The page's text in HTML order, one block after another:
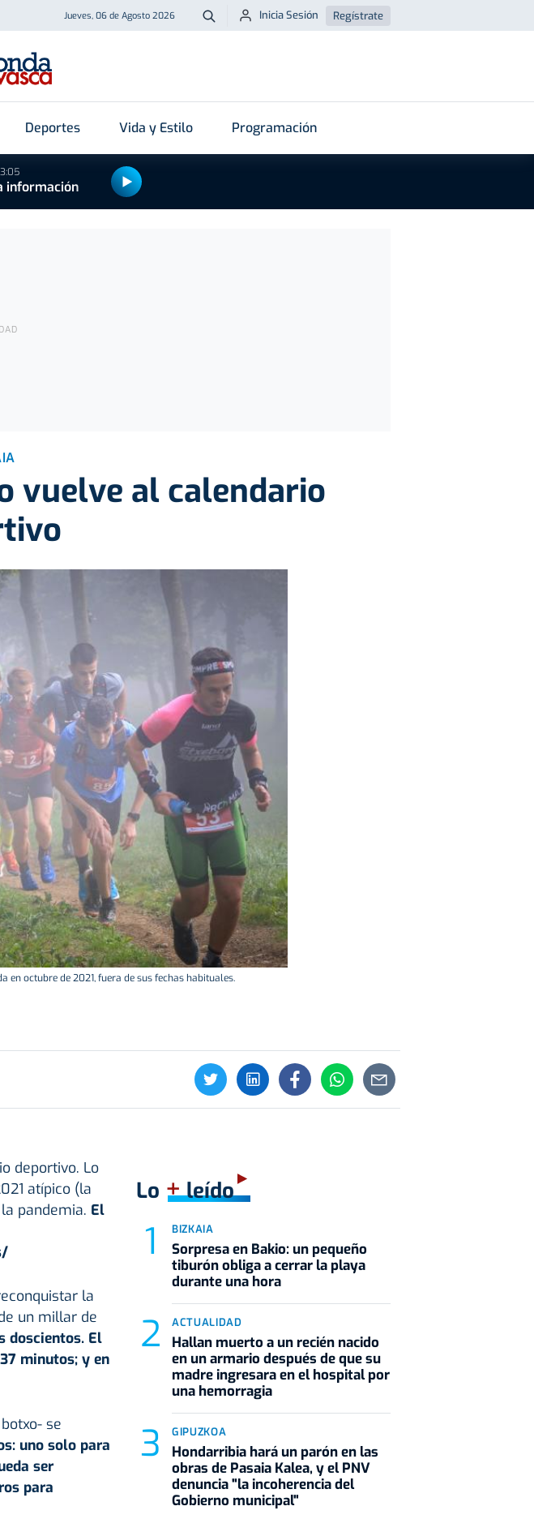
Jueves, 06 de Agosto 2026 Buscar
Inicia Sesión Regístrate
Deportes Vida y Estilo Programación
información
vuelve al calendario
octubre de 2021, fuera de sus fechas habituales.
deportivo. Lo
atípico (la
pandemia. El
la
un millar de
doscientos. El
minutos; y en
se
uno solo para
ser
para
Lo +leído
BIZKAIA
Sorpresa en Bakio: un pequeño
tiburón obliga a cerrar la playa
durante una hora
ACTUALIDAD
Hallan muerto a un recién nacido
en un armario después de que su
madre ingresara en el hospital por
una hemorragia
GIPUZKOA
Hondarribia hará un parón en las
obras de Pasaia Kalea, y el PNV
denuncia "la incoherencia del
Gobierno municipal"